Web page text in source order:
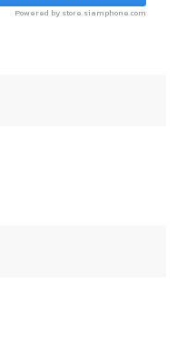
Powered by store.siamphone.com